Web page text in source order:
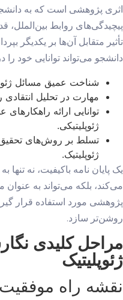
اثری پژوهشی است که به
پیچیدگی‌های روابط بین‌الملل،
تأثیر متقابل آن‌ها بر یکدیگر
دانشجو می‌تواند توانایی خود را
شناخت عمیق مسائل
مهارت در تحلیل
توانایی ارائه
ژئوپلیتیکی.
تسلط بر روش‌های
ژئوپلیتیک.
یک پایان نامه باکیفیت، نه
می‌کند، بلکه می‌تواند به
پژوهشی مورد استفاده قرار
روشن‌تر سازد.
مراحل کلیدی
ژئوپلیتیک
نقشه راه